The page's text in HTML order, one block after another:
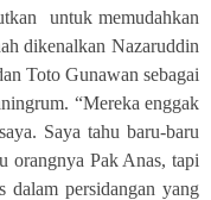
untuk memudahkan
dikenalkan Nazaruddin
Toto Gunawan sebagai
“Mereka enggak
Saya tahu baru-baru
Pak Anas, tapi
dalam persidangan yang